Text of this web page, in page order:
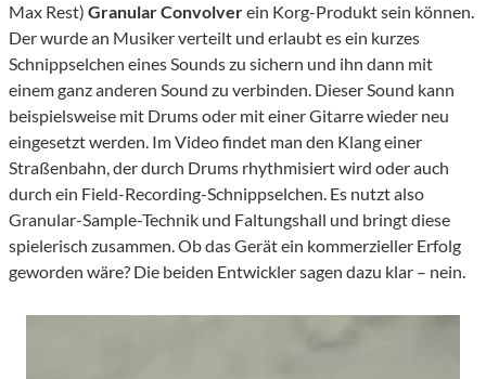
Max Rest) Granular Convolverein Korg-Produkt sein können.
Der wurde an Musiker verteilt und erlaubt es ein kurzes
Schnippselchen eines Sounds zu sichern und ihn dann mit
einem ganz anderen Sound zu verbinden. Dieser Sound kann
beispielsweise mit Drums oder mit einer Gitarre wieder neu
eingesetzt werden. Im Video findet man den Klang einer
Straßenbahn, der durch Drums rhythmisiert wird oder auch
durch ein Field-Recording-Schnippselchen. Es nutzt also
Granular-Sample-Technik und Faltungshall und bringt diese
spielerisch zusammen. Ob das Gerät ein kommerzieller Erfolg
geworden wäre? Die beiden Entwickler sagen dazu klar – nein.